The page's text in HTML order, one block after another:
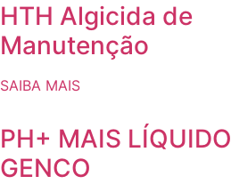
HTH Algicida de
Manutenção
SAIBA MAIS
PH+ MAIS LÍQUIDO
GENCO